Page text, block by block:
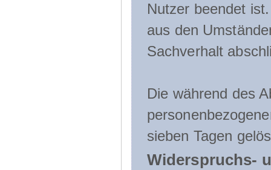
Nutzer beendet
aus den
Sachverhalt
Die während des
sieben Tagen
Widerspruchs-